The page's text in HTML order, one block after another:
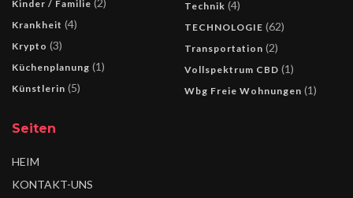
Kinder / Familie
Krankheit (4)
Krypto (3)
Küchenplanung (1)
Künstlerin (5)
Technik (4)
TECHNOLOGIE (62)
Transportation (2)
Vollspektrum CBD (1)
Wbg Freie Wohnungen (1)
Seiten
HEIM
KONTAKT-UNS